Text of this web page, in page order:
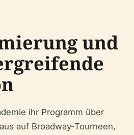
und
ihr Programm über
auf Broadway-Tourneen,